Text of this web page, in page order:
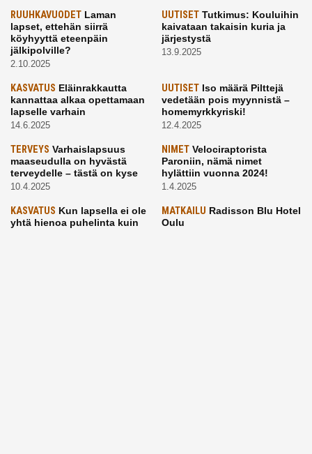
RUUHKAVUODET Laman
lapset, ettehän siirrä
köyhyyttä eteenpäin
jälkipolville?
2.10.2025
UUTISETTutkimus: Kouluihin
kaivataan takaisin kuria ja
järjestystä
13.9.2025
KASVATUS Eläinrakkautta
kannattaa alkaa opettamaan
lapselle varhain
14.6.2025
UUTISETIso määrä Pilttejä
vedetään pois myynnistä –
homemyrkkyriski!
12.4.2025
TERVEYS Varhaislapsuus
maaseudulla on hyvästä
terveydelle – tästä on kyse
10.4.2025
NIMETVelociraptorista
Paroniin, nämä nimet
hylättiin vuonna 2024!
1.4.2025
KASVATUS Kun lapsella ei ole
yhtä hienoa puhelinta kuin
MATKAILU Radisson Blu Hotel
Oulu